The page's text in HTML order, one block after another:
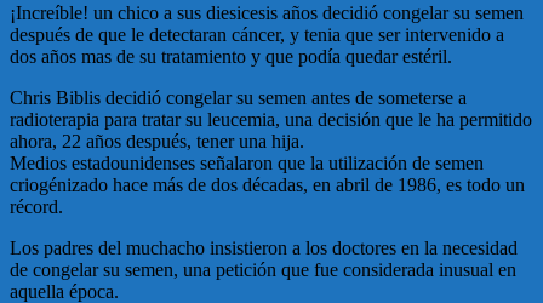
¡Increíble! un chico a sus diesicesis años decidió congelar su semen
después de que le detectaran cáncer, y tenia que ser intervenido a
dos años mas de su tratamiento y que podía quedar estéril.
Chris Biblis decidió congelar su semen antes de someterse a
radioterapia para tratar su leucemia, una decisión que le ha permitido
ahora, 22 años después, tener una hija.
Medios estadounidenses señalaron que la utilización de semen
criogénizado hace más de dos décadas, en abril de 1986, es todo un
récord.
Los padres del muchacho insistieron a los doctores en la necesidad
de congelar su semen, una petición que fue considerada inusual en
aquella época.